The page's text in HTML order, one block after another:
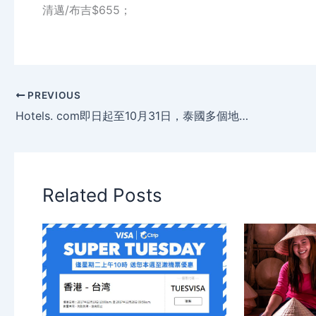
清邁/布吉$655 ；
PREVIOUS
Hotels. com即日起至10月31日，泰國多個地區酒店低至35折優惠起。
Related Posts